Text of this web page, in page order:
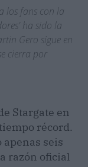
los fans con la
ha sido la
Gero sigue en
cierra por
Stargate en
récord.
apenas seis
razón oficial